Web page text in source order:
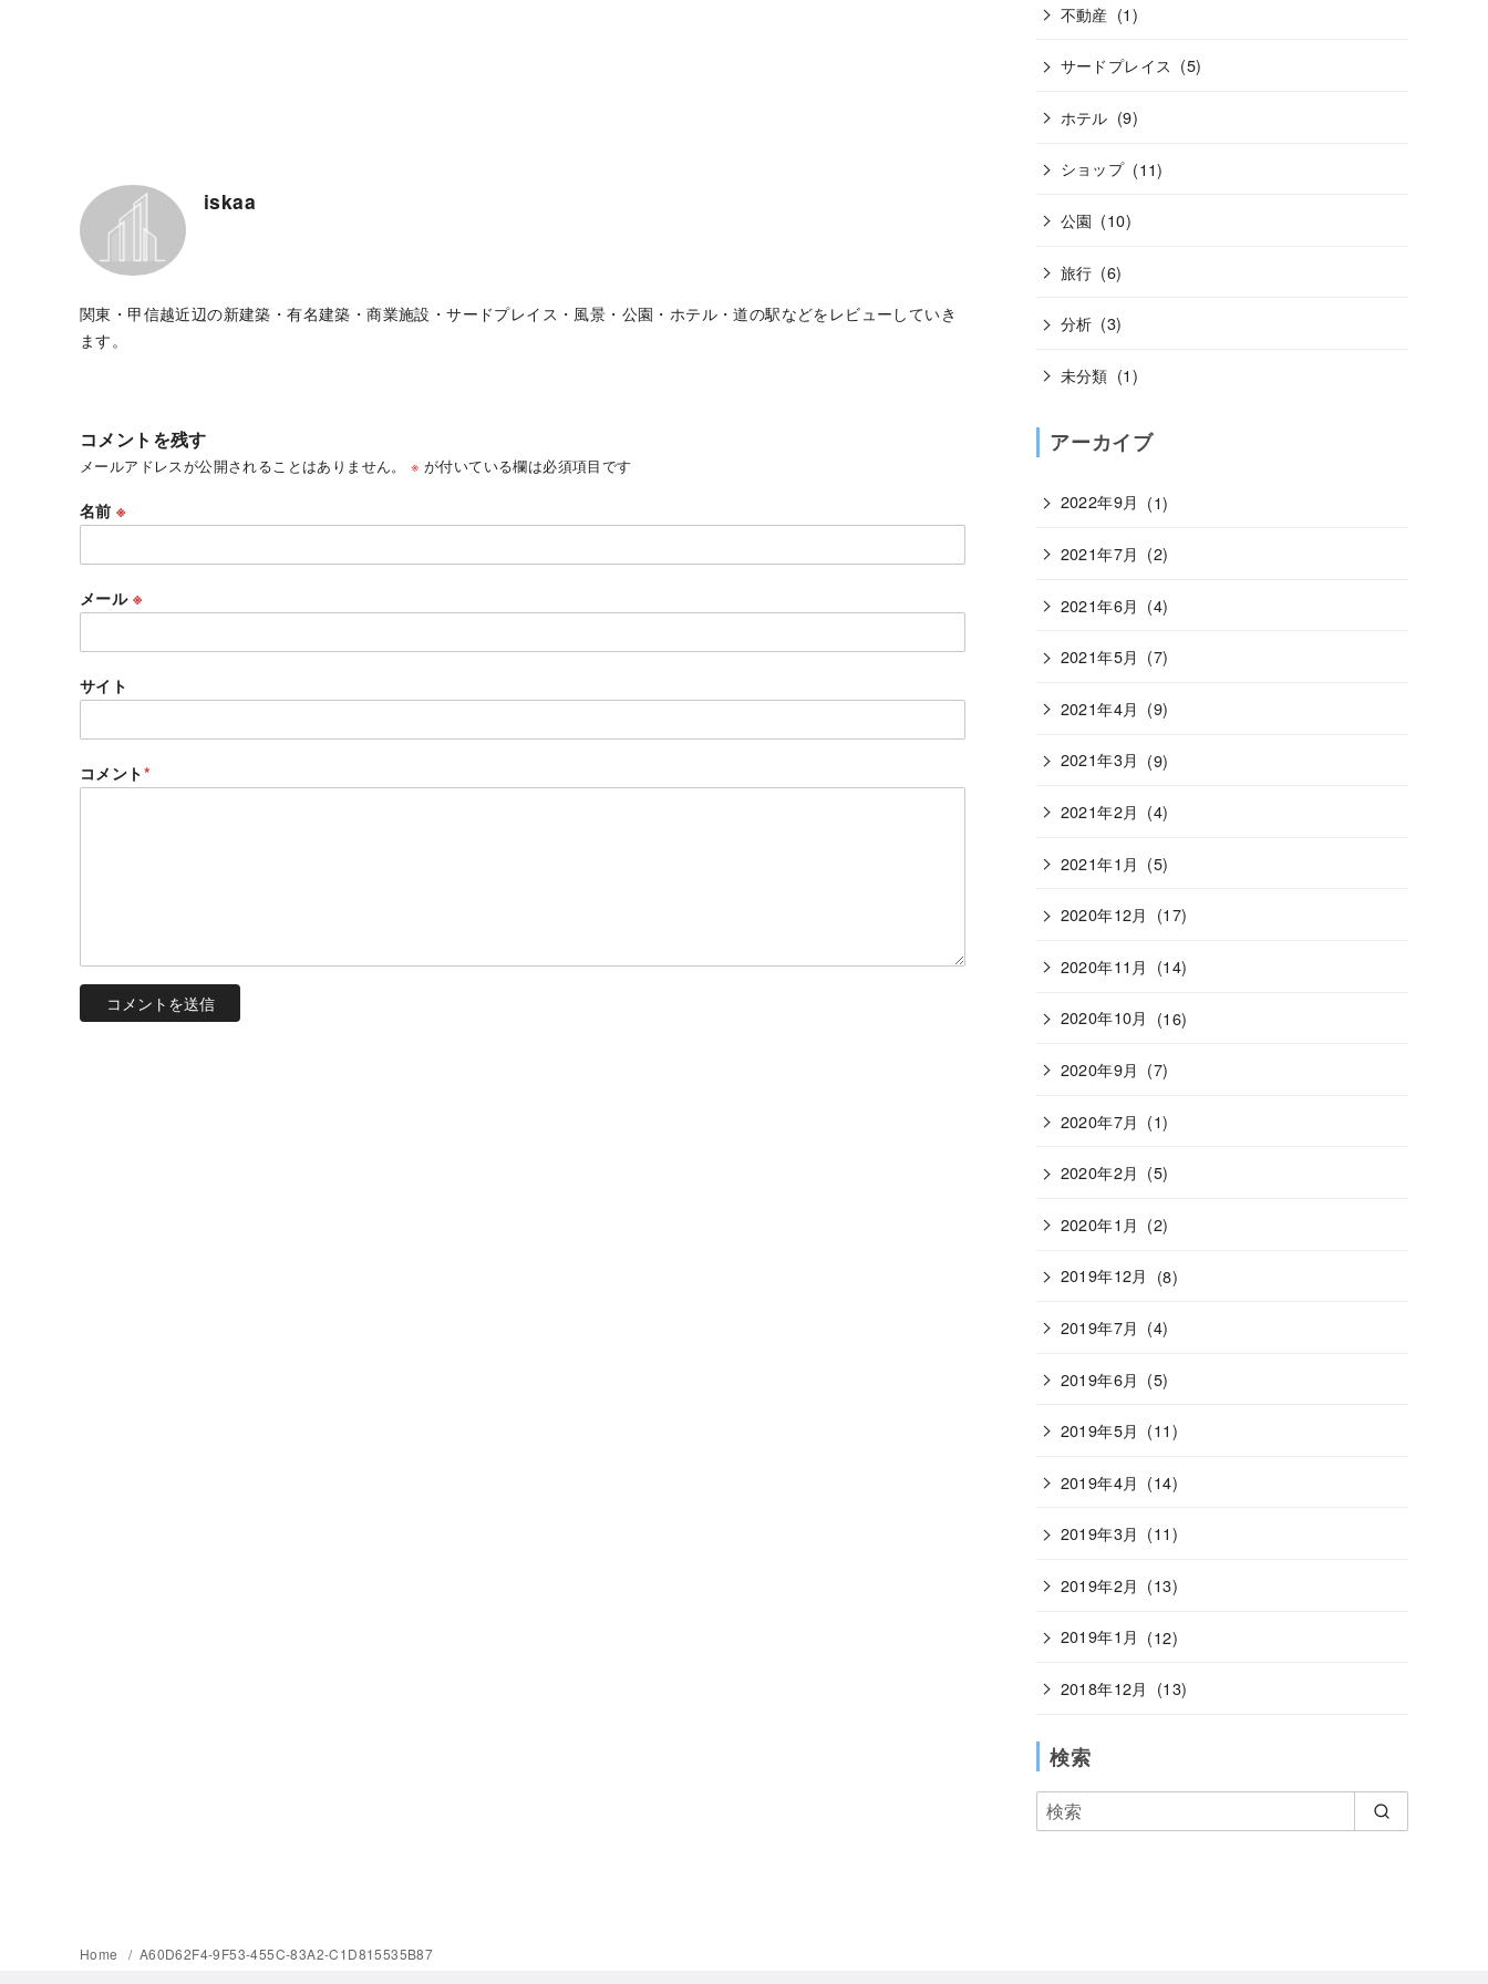
iskaa
関東・甲信越近辺の新建築・有名建築・商業施設・サードプレイス・風景・公園・ホテル・道の駅などをレビューしていき
ます。
コメントを残す
メールアドレスが公開されることはありません。 ※ が付いている欄は必須項目です
名前※
メール ※
サイト
コメント*
不動産 (1)
サードプレイス (5)
ホテル (9)
ショップ (11)
公園 (10)
旅行 (6)
分析 (3)
未分類 (1)
アーカイブ
2022年9月 (1)
2021年7月 (2)
2021年6月 (4)
2021年5月 (7)
2021年4月 (9)
2021年3月 (9)
2021年2月 (4)
2021年1月 (5)
2020年12月 (17)
2020年11月 (14)
2020年10月 (16)
2020年9月 (7)
2020年7月 (1)
2020年2月 (5)
2020年1月 (2)
2019年12月 (8)
2019年7月 (4)
2019年6月 (5)
2019年5月 (11)
2019年4月 (14)
2019年3月 (11)
2019年2月 (13)
2019年1月 (12)
2018年12月 (13)
検索
Home A60D62F4-9F53-455C-83A2-C1D815535B87